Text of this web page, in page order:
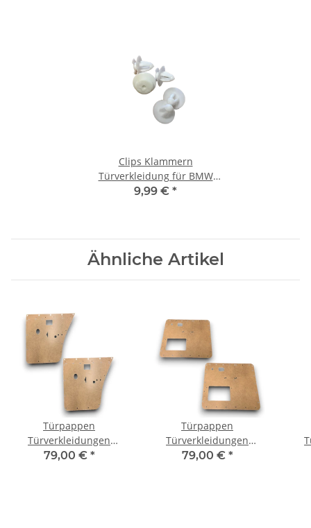
Clips Klammern
Türverkleidung für BMW
Volkswagen VW Oldtimer 20
9,99 € *
Ähnliche Artikel
Türpappen
Türverkleidungen
Hartfaser für BMW E12
79,00 € *
Türpappen
Türverkleidungen
Hartfaser für VW Käfer
79,00 € *